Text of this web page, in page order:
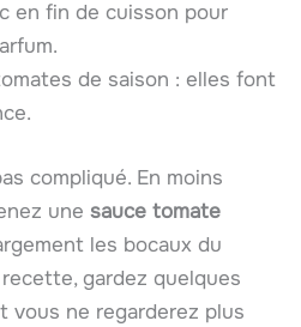
en fin de cuisson pour
de saison : elles font
compliqué. En moins
une sauce tomate
les bocaux du
gardez quelques
vous ne regarderez plus